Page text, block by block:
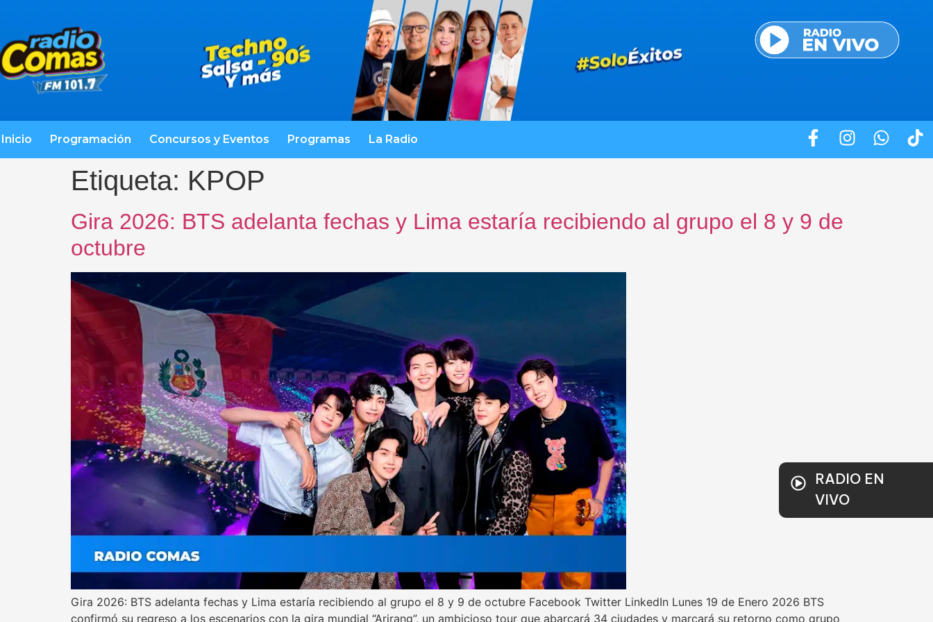
Inicio Programación Concursos y Eventos Programas La Radio
Etiqueta: KPOP
Gira 2026: BTS adelanta fechas y Lima estaría recibiendo al grupo el 8 y 9 de
octubre
Gira 2026: BTS adelanta fechas y Lima estaría recibiendo al grupo el 8 y 9 de octubre Facebook Twitter LinkedIn Lunes 19 de Enero 2026 BTS
confirmó su regreso a los escenarios con la gira mundial “Arirang”, un ambicioso tour que abarcará 34 ciudades y marcará su retorno como grupo
RADIO EN
VIVO